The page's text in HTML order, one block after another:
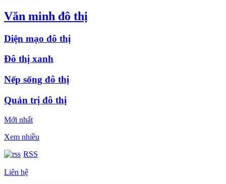
Văn minh đô thị
Diện mạo đô thị
Đô thị xanh
Nếp sống đô thị
Quản trị đô thị
Mới nhất
Xem nhiều
RSS
Liên hệ